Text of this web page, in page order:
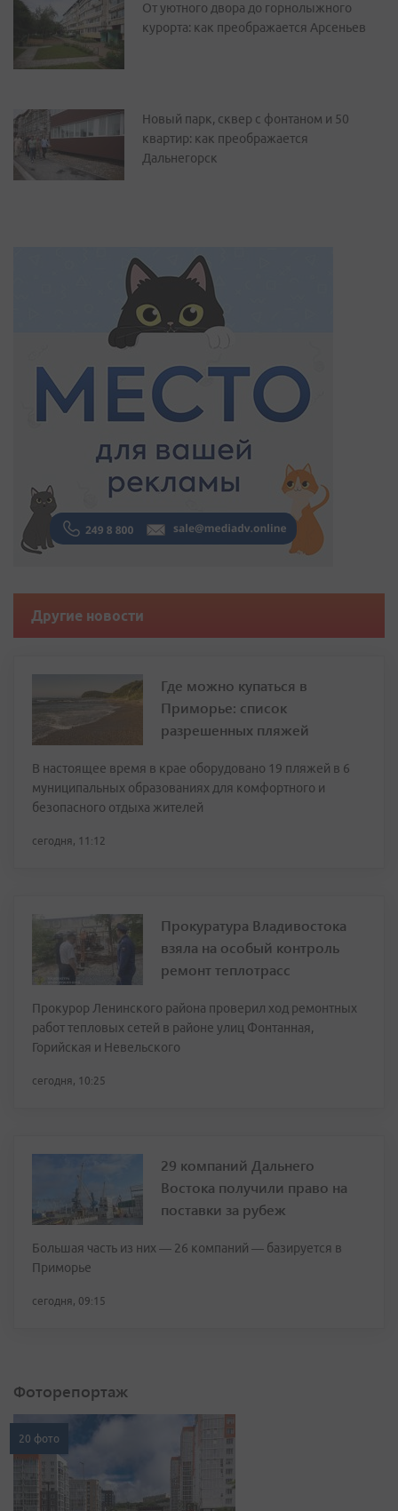
От уютного двора до горнолыжного
курорта: как преображается Арсеньев
Новый парк, сквер с фонтаном и 50
квартир: как преображается
Дальнегорск
Другие новости
Где можно купаться в
Приморье: список
разрешенных пляжей
В настоящее время в крае оборудовано 19 пляжей в 6
муниципальных образованиях для комфортного и
безопасного отдыха жителей
сегодня, 11:12
Прокуратура Владивостока
взяла на особый контроль
ремонт теплотрасс
Прокурор Ленинского района проверил ход ремонтных
работ тепловых сетей в районе улиц Фонтанная,
Горийская и Невельского
сегодня, 10:25
29 компаний Дальнего
Востока получили право на
поставки за рубеж
Большая часть из них — 26 компаний — базируется в
Приморье
сегодня, 09:15
Фоторепортаж
20 фото